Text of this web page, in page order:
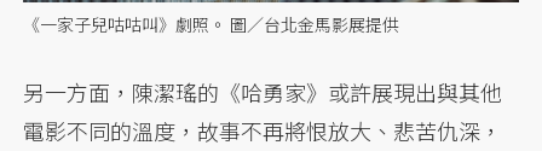
《一家子兒咕咕叫》劇照。 圖／台北金馬影展提供
另一方面，陳潔瑤的《哈勇家》或許展現出與其他
電影不同的溫度，故事不再將恨放大、悲苦仇深，